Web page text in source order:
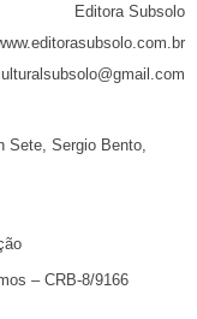
Editora Subsolo
Sete, Sergio Bento,
– CRB-8/9166